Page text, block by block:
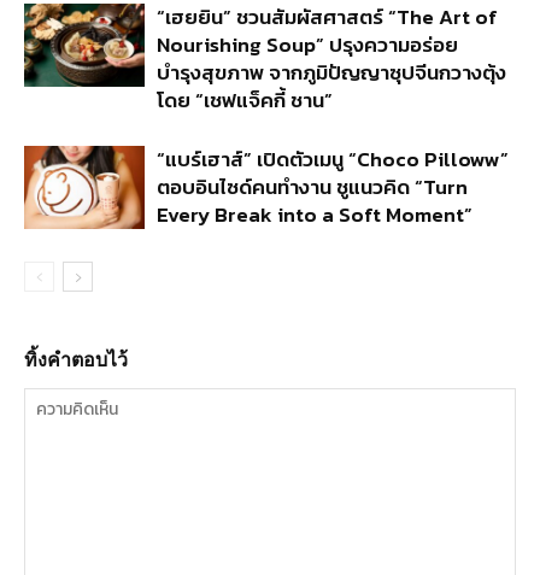
“เฮยยิน” ชวนสัมผัสศาสตร์ “The Art of
Nourishing Soup” ปรุงความอร่อย
บำรุงสุขภาพ จากภูมิปัญญาซุปจีนกวางตุ้ง
โดย “เชฟแจ็คกี้ ชาน”
“แบร์เฮาส์” เปิดตัวเมนู “Choco Pilloww”
ตอบอินไซด์คนทำงาน ชูแนวคิด “Turn
Every Break into a Soft Moment”
ทิ้งคำตอบไว้